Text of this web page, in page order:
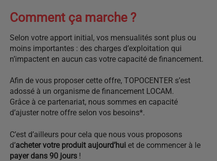
Selon votre apport initial, vos mensualités sont plus ou
moins importantes : des charges d’exploitation qui
n’impactent en aucun cas votre capacité de financement.
Afin de vous proposer cette offre, TOPOCENTER s’est
adossé à un organisme de financement LOCAM.
Grâce à ce partenariat, nous sommes en capacité
d’ajuster notre offre selon vos besoins*.
C’est d’ailleurs pour cela que nous vous proposons
d’acheter votre produit aujourd’hui et de commencer à le
payer dans 90 jours !
Comment ça marche ?